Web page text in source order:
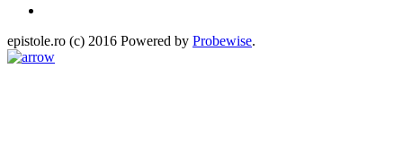
epistole.ro (c) 2016 Powered by Probewise.